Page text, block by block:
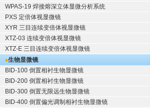
WPAS-19 焊接熔深立体显微分析系统
PXS 定倍体视显微镜
XYR 三目连续变倍体视显微镜
XTZ-03 连续变倍体视显微镜
XTZ-E 三目连续变倍体视显微镜
生物显微镜
BID-100 倒置相衬生物显微镜
BID-200 倒置相衬生物显微镜
BID-300 倒置无限远生物显微镜
BID-400 倒置偏光调制相衬生物显微镜